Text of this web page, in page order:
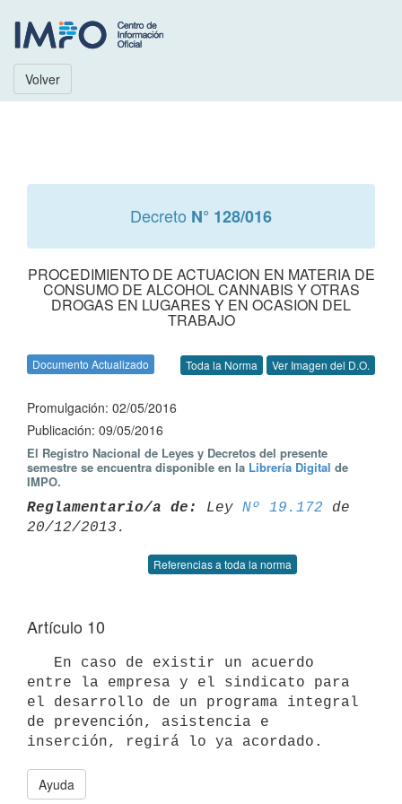
Volver
Decreto N° 128/016
PROCEDIMIENTO DE ACTUACION EN MATERIA DE
CONSUMO DE ALCOHOL CANNABIS Y OTRAS
DROGAS EN LUGARES Y EN OCASION DEL
TRABAJO
Documento Actualizado Toda la Norma Ver Imagen del D.O.
Promulgación: 02/05/2016
Publicación: 09/05/2016
El Registro Nacional de Leyes y Decretos del presente
semestre se encuentra disponible en la Librería Digital de
IMPO.
Reglamentario/a de: Ley Nº 19.172 de
Referencias a toda la norma
Artículo 10
entre la empresa y el sindicato para
el desarrollo de un programa integral
de prevención, asistencia e
Ayuda